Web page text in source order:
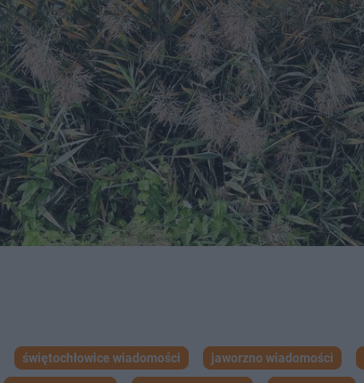
świętochłowice wiadomości jaworzno wiadomości